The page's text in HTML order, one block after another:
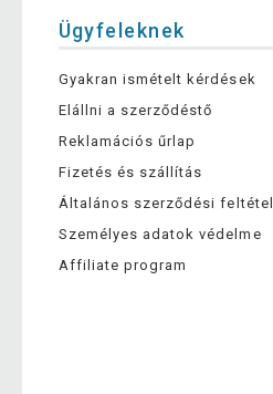
Ügyfeleknek
Gyakran ismételt kérdések
Elállni a szerződéstő
Reklamációs űrlap
Fizetés és szállítás
Általános szerződési
Személyes adatok védelme
Affiliate program